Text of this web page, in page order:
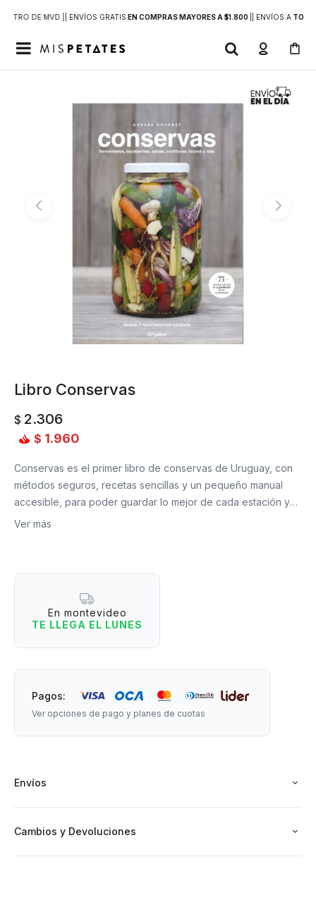
DE MVD | | ENVÍOS GRATIS EN COMPRAS MAYORES A $1.800 | ENVÍOS ATODO

Libro Conservas
$ 2.306
$ 1.960
Conservas es el primer libro de conservas de Uruguay, con
métodos seguros, recetas sencillas y un pequeño manual
accesible, para poder guardar lo mejor de cada estación y
disfrutar durante todo el año. Preparaciones clásicas,
antropológicas e histórico-culturales. Fermentados y
encurtidos, escabeches y vinagretas, salsas y concentrados,
Ver más
En montevideo
TE LLEGA EL LUNES
Pagos:
Ver opciones de pago y planes de cuotas
Envíos
Cambios y Devoluciones